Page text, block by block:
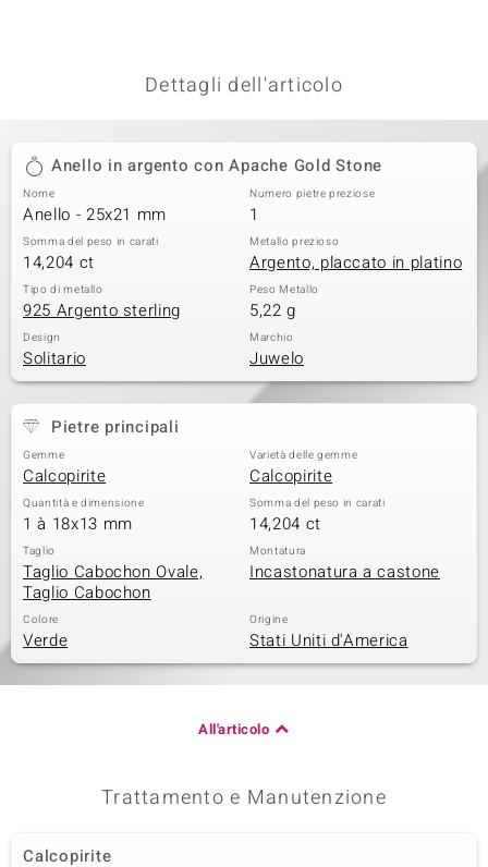
Dettagli dell'articolo
Anello in argento con Apache Gold Stone
Nome
Anello - 25x21 mm
Numero pietre preziose
1
Somma del peso in carati
14,204 ct
Metallo prezioso
Argento, placcato in platino
Tipo di metallo
925 Argento sterling
Peso Metallo
5,22 g
Design
Solitario
Marchio
Juwelo
Pietre principali
Gemme
Calcopirite
Varietà delle gemme
Calcopirite
Quantità e dimensione
1 à 18x13 mm
Somma del peso in carati
14,204 ct
Taglio
Taglio Cabochon Ovale,
Taglio Cabochon
Montatura
Incastonatura a castone
Colore
Verde
Origine
Stati Uniti d'America
All'articolo
Trattamento e Manutenzione
Calcopirite